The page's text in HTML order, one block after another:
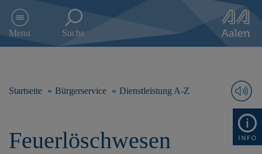
e
Menu Suche
Startseite Bürgerservice Dienstleistung A-Z
Feuerlöschwesen